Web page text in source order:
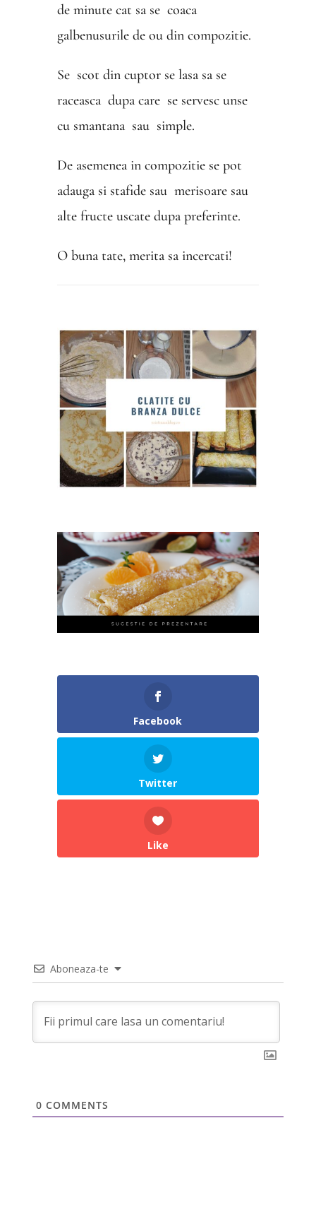
de minute cat sa se coaca
galbenusurile de ou din compozitie.
Se scot din cuptor se lasa sa se
raceasca dupa care se servesc unse
cu smantana sau simple.
De asemenea in compozitie se pot
adauga si stafide sau merisoare sau
alte fructe uscate dupa preferinte.
O buna tate, merita sa incercati!
Facebook
Twitter
Like
Aboneaza-te
0 COMMENTS